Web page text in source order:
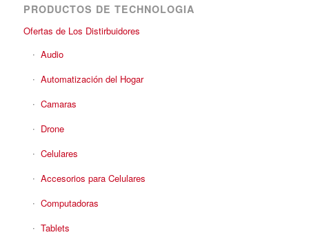
PRODUCTOS DE TECHNOLOGIA
Ofertas de Los Distirbuidores
Audio
Automatización del Hogar
Camaras
Drone
Celulares
Accesorios para Celulares
Computadoras
Tablets